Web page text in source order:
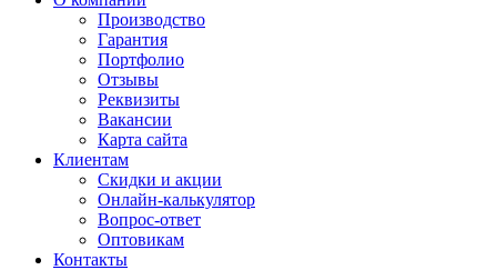
Производство
Гарантия
Портфолио
Отзывы
Реквизиты
Вакансии
Карта сайта
Клиентам
Скидки и акции
Онлайн-калькулятор
Вопрос-ответ
Оптовикам
Контакты